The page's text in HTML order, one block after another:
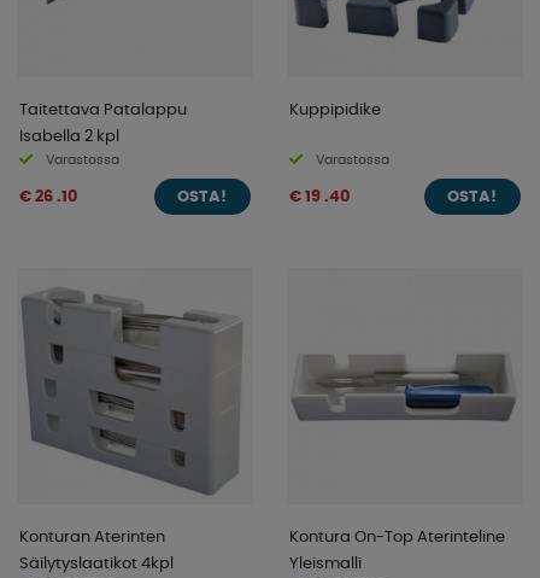
Taitettava Patalappu
Isabella 2 kpl
Varastossa
€ 26 .10 OSTA!
Kuppipidike
Varastossa
€ 19 .40 OSTA!
Konturan Aterinten
Säilytyslaatikot 4kpl
Kontura On-Top Aterinteline
Yleismalli